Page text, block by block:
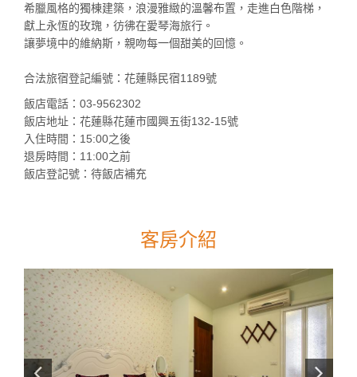
希臘風格的獨棟建築，浪漫雅緻的溫馨布置，走進白色階梯，
獻上永恆的玫瑰，彷彿在愛琴海旅行。
讓夢境中的維納斯，親吻每一個甜美的回憶。
合法旅宿登記編號：花蓮縣民宿1189號
飯店電話：03-9562302
飯店地址：花蓮縣花蓮市國興五街132-15號
入住時間：15:00之後
退房時間：11:00之前
飯店登記號：待飯店補充
客房介紹